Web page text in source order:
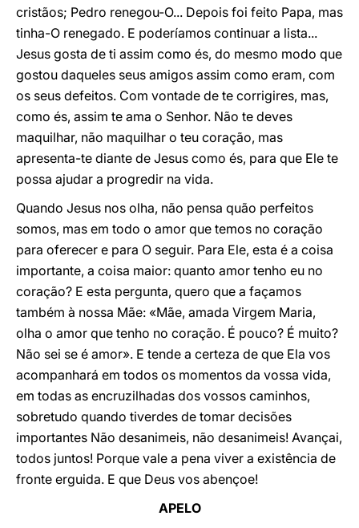
cristãos; Pedro renegou-O... Depois foi feito Papa, mas
tinha-O renegado. E poderíamos continuar a lista...
Jesus gosta de ti assim como és, do mesmo modo que
gostou daqueles seus amigos assim como eram, com
os seus defeitos. Com vontade de te corrigires, mas,
como és, assim te ama o Senhor. Não te deves
maquilhar, não maquilhar o teu coração, mas
apresenta-te diante de Jesus como és, para que Ele te
possa ajudar a progredir na vida.
Quando Jesus nos olha, não pensa quão perfeitos
somos, mas em todo o amor que temos no coração
para oferecer e para O seguir. Para Ele, esta é a coisa
importante, a coisa maior: quanto amor tenho eu no
coração? E esta pergunta, quero que a façamos
também à nossa Mãe: «Mãe, amada Virgem Maria,
olha o amor que tenho no coração. É pouco? É muito?
Não sei se é amor». E tende a certeza de que Ela vos
acompanhará em todos os momentos da vossa vida,
em todas as encruzilhadas dos vossos caminhos,
sobretudo quando tiverdes de tomar decisões
importantes Não desanimeis, não desanimeis! Avançai,
todos juntos! Porque vale a pena viver a existência de
fronte erguida. E que Deus vos abençoe!
APELO